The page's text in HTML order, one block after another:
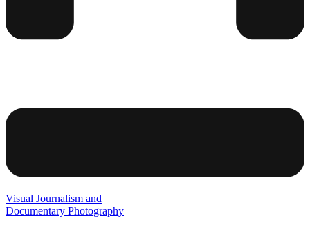
Visual Journalism and
Documentary Photography